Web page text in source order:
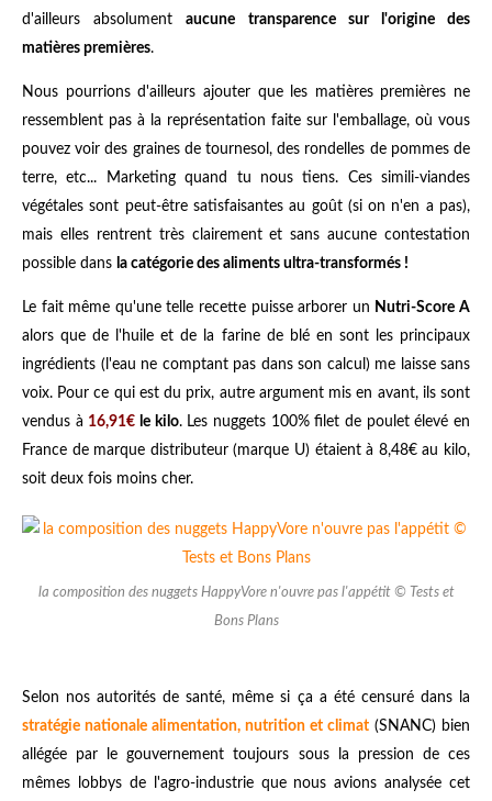
d'ailleurs absolumentaucune transparence sur l'origine des
matières premières.
Nous pourrions d'ailleurs ajouter que les matières premières ne
ressemblent pas à la représentation faite sur l'emballage, où vous
pouvez voir des graines de tournesol, des rondelles de pommes de
terre, etc... Marketing quand tu nous tiens. Ces simili-viandes
végétales sont peut-être satisfaisantes au goût (si on n'en a pas),
mais elles rentrent très clairement et sans aucune contestation
possible dans la catégorie des aliments ultra-transformés !
Le fait même qu'une telle recette puisse arborer un Nutri-Score A
alors que de l'huile et de la farine de blé en sont les principaux
ingrédients (l'eau ne comptant pas dans son calcul) me laisse sans
voix. Pour ce qui est du prix, autre argument mis en avant, ils sont
vendus à 16,91€ le kilo. Les nuggets 100% filet de poulet élevé en
France de marque distributeur (marque U) étaient à 8,48€ au kilo,
soit deux fois moins cher.
la composition des nuggets HappyVore n'ouvre pas l'appétit © Tests et
Bons Plans
Selon nos autorités de santé, même si ça a été censuré dans la
stratégie nationale alimentation, nutrition et climat (SNANC) bien
allégée par le gouvernement toujours sous la pression de ces
mêmes lobbys de l'agro-industrie que nous avions analysée cet